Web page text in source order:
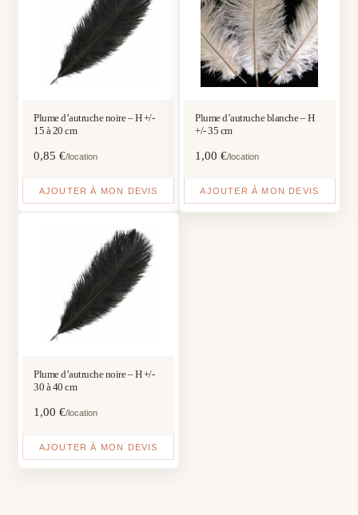
Plume d’autruche noire – H +/-
15 à 20 cm
0,85€/location
AJOUTER À MON DEVIS
Plume d’autruche blanche – H
+/- 35 cm
1,00 €/location
AJOUTER À MON DEVIS
Plume d’autruche noire – H +/-
30 à 40 cm
1,00€/location
AJOUTER À MON DEVIS